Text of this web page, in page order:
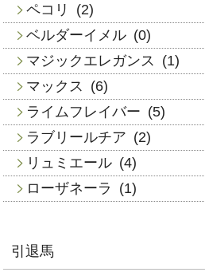
ペコリ
(2)
ベルダーイメル (0)
マジックエレガンス
(1)
マックス
(6)
ライムフレイバー (5)
ラブリールチア (2)
リュミエール (4)
ローザネーラ
(1)
引退馬